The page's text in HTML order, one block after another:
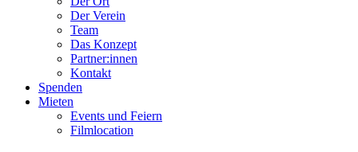
Der Verein
Team
Das Konzept
Partner:innen
Kontakt
Spenden
Mieten
Events und Feiern
Filmlocation